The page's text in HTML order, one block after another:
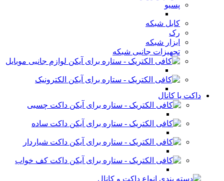
پسیو
کابل شبکه
رک
ابزار شبکه
تجهیزات جانبی شبکه
لوازم جانبی موبایل
الکترونیک
داکت یا کانال
داکت چسبی
داکت ساده
داکت شیاردار
داکت کف خواب